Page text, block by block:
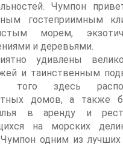
Чумпон
гостеприимным
морем,
и деревьями.
удивлены
и таинственным
того здесь
домов, а также
в аренду и
на морских
Чумпон одним из